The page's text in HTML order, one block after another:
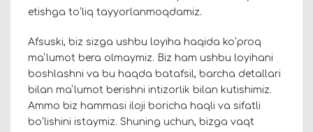
etishga toʻliq tayyorlanmoqdamiz.
Afsuski, biz sizga ushbu loyiha haqida koʻproq
maʼlumot bera olmaymiz. Biz ham ushbu loyihani
boshlashni va bu haqda batafsil, barcha detallari
bilan maʼlumot berishni intizorlik bilan kutishimiz.
Ammo biz hammasi iloji boricha haqli va sifatli
boʻlishini istaymiz. Shuning uchun, bizga vaqt